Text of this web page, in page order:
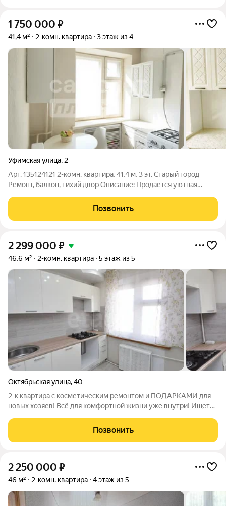
1 750 000 ₽
41,4 м² 2-комн. квартира 3 этаж из 4
Уфимская улица, 2
Арт. 135124121 2-комн. квартира, 41,4 м, 3 эт. Старый город
Ремонт, балкон, тихий двор Описание: Продаётся уютная
тишина, зелёные улицы и развитая инфраструктура создают
идеальную среду для
Позвонить
2 299 000 ₽
46,6 м² 2-комн. квартира 5 этаж из 5
Октябрьская улица,40
2-к квартира с косметическим ремонтом и ПОДАРКАМИ для
новых хозяев! Всё для комфортной жизни уже внутри! Ищете
деньги с первого дня? Эта светлая 2-комнатная квартира
готовое решение для
Позвонить
2 250 000 ₽
46 м² 2-комн. квартира 4 этаж из 5